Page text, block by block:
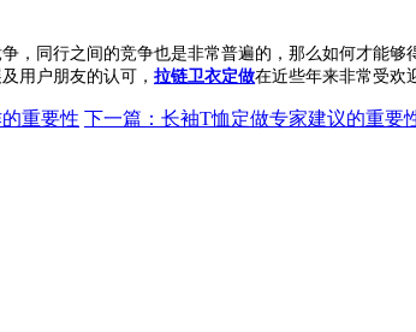
同行之间的竞争也是非常普遍的，那么如何才能够
用户朋友的认可， 拉链卫衣定做在近些年来非常受欢
重要性 下一篇：长袖T恤定做专家建议的重要